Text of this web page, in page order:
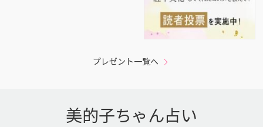
プレゼント一覧へ
美的子ちゃん占い